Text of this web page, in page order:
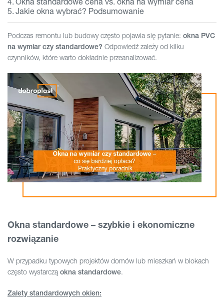
Jakie okna wybrać? Podsumowanie
Podczas remontu lub budowy często pojawia się pytanie: okna PVC
na wymiar czy standardowe? Odpowiedź zależy od kilku
czynników, które warto dokładnie przeanalizować.
Okna standardowe – szybkie i ekonomiczne
rozwiązanie
W przypadku typowych projektów domów lub mieszkań w blokach
często wystarczą okna standardowe.
Zalety standardowych okien: